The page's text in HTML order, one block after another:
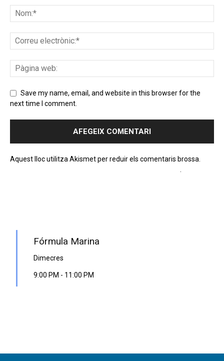
Save my name, email, and website in this browser for the
next time I comment.
Aquest lloc utilitza Akismet per reduir els comentaris brossa.
.
Fórmula Marina
Dimecres
9:00 PM - 11:00 PM